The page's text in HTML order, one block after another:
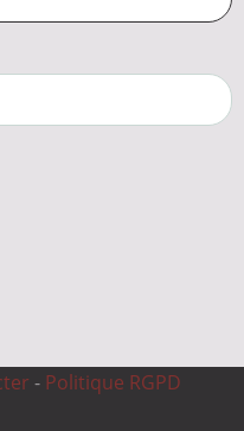
- Politique RGPD